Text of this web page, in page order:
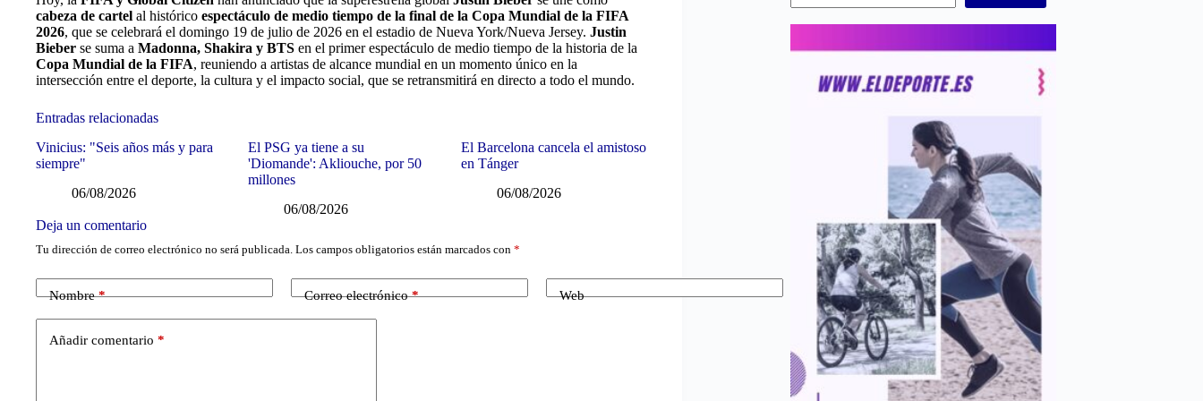
cabeza de cartel al histórico espectáculo de medio tiempo de la final de la Copa Mundial de la FIFA
2026, que se celebrará el domingo 19 de julio de 2026 en el estadio de Nueva York/Nueva Jersey. Justin
Bieber se suma a Madonna, Shakira y BTS en el primer espectáculo de medio tiempo de la historia de la
Copa Mundial de la FIFA, reuniendo a artistas de alcance mundial en un momento único en la
intersección entre el deporte, la cultura y el impacto social, que se retransmitirá en directo a todo el mundo.
Entradas relacionadas
Vinicius: "Seis años más y para
siempre"
06/08/2026
El PSG ya tiene a su
'Diomande': Akliouche, por 50
millones
06/08/2026
El Barcelona cancela el amistoso
en Tánger
06/08/2026
Deja un comentario
Tu dirección de correo electrónico no será publicada. Los campos obligatorios están marcados con *
Nombre* Correo electrónico* Web
Añadir comentario *